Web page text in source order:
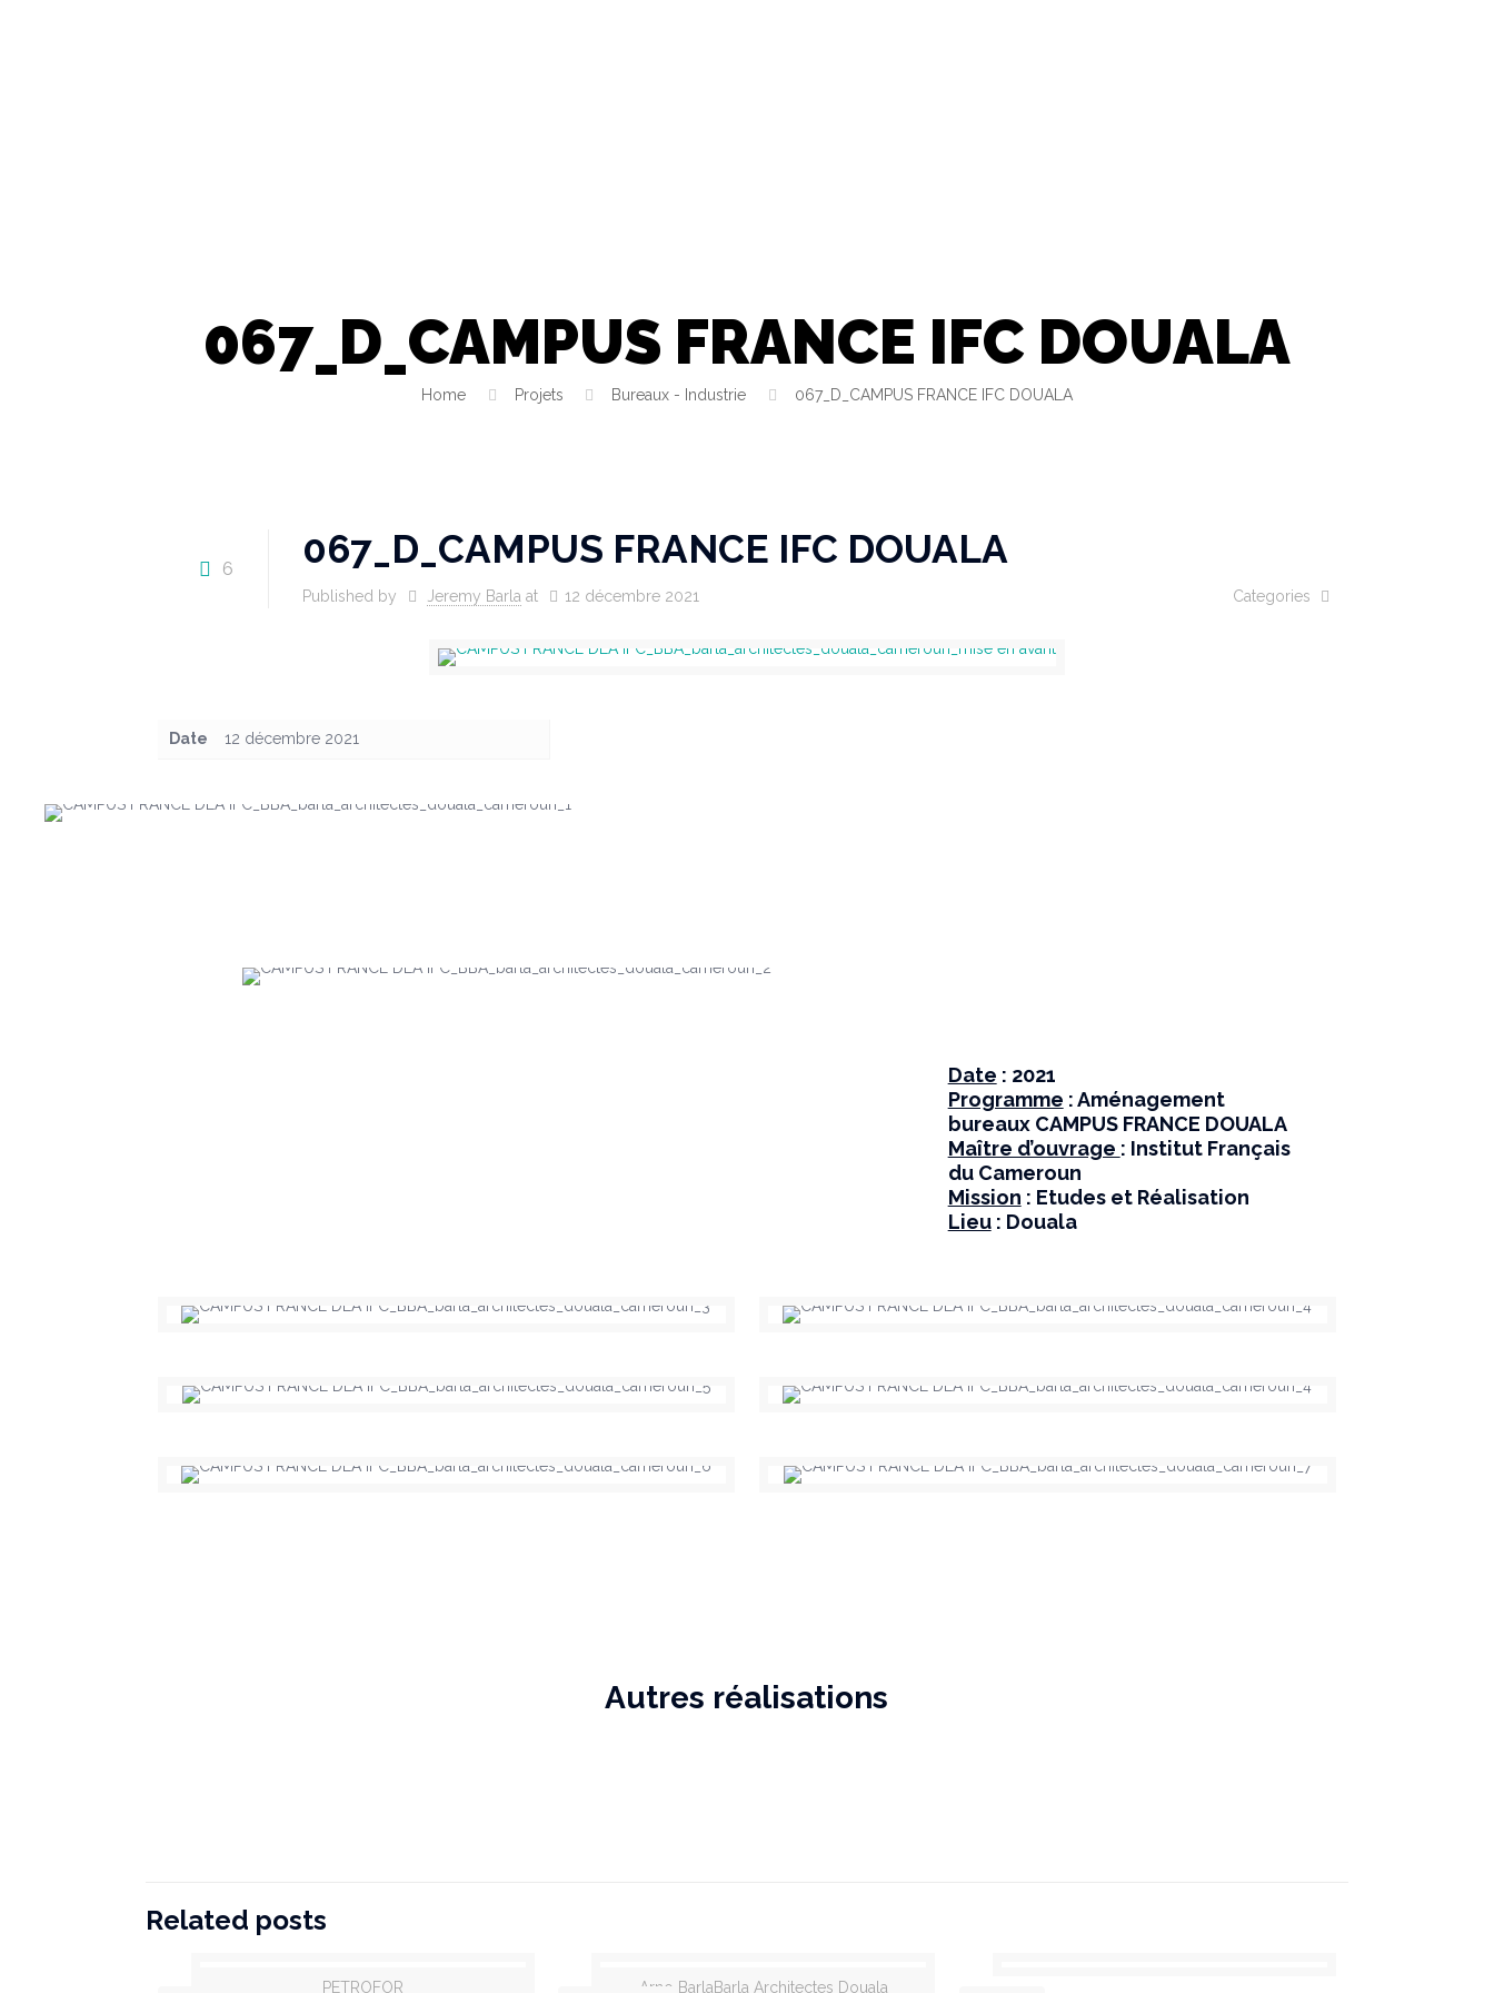
067_D_CAMPUS FRANCE IFC DOUALA
Home Projets Bureaux - Industrie 067_D_CAMPUS FRANCE IFC DOUALA
6 067_D_CAMPUS FRANCE IFC DOUALA
Published by Jeremy Barla at 12 décembre 2021 Categories
Date 12 décembre 2021
Date : 2021
Programme : Aménagement
bureaux CAMPUS FRANCE DOUALA
Maître d’ouvrage : Institut Français
du Cameroun
Mission : Etudes et Réalisation
Lieu: Douala
Autres réalisations
Related posts
PETROFOR
Arno BarlaBarla Architectes Douala